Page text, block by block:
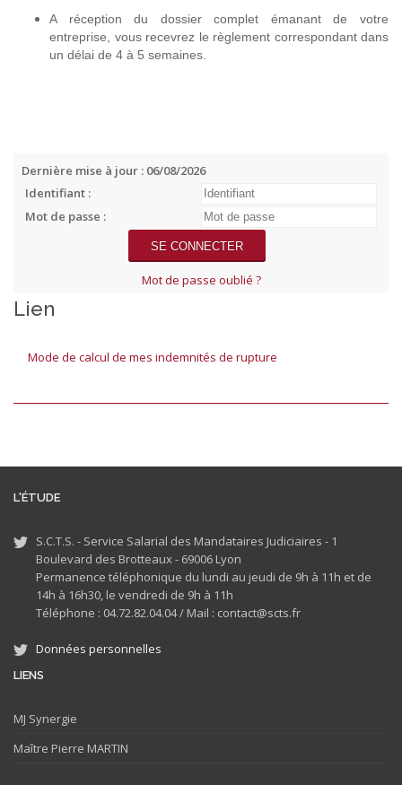
A réception du dossier complet émanant de votre
entreprise, vous recevrez le règlement correspondant dans
un délai de 4 à 5 semaines.
Dernière mise à jour : 06/08/2026
Identifiant :
Mot de passe :
Mot de passe oublié ?
Lien
Mode de calcul de mes indemnités de rupture
L'ÉTUDE
S.C.T.S. - Service Salarial des Mandataires Judiciaires - 1
Boulevard des Brotteaux - 69006 Lyon
Permanence téléphonique du lundi au jeudi de 9h à 11h et de
14h à 16h30, le vendredi de 9h à 11h
Téléphone : 04.72.82.04.04 / Mail : contact@scts.fr
Données personnelles
LIENS
MJ Synergie
Maître Pierre MARTIN